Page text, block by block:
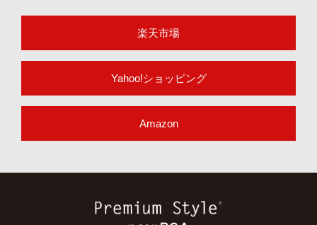
楽天市場
Yahoo!ショッピング
Amazon